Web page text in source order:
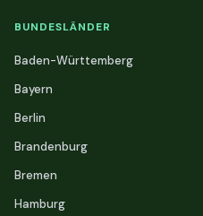
BUNDESLÄNDER
Baden-Württemberg
Bayern
Berlin
Brandenburg
Bremen
Hamburg